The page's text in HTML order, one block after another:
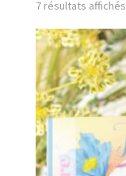
7 résultats affichés